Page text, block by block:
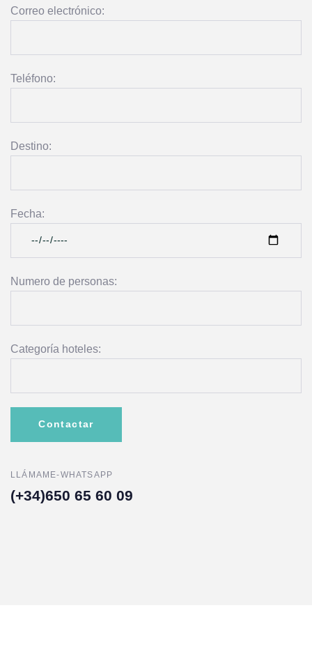
Correo electrónico:
Teléfono:
Destino:
Fecha:
Numero de personas:
Categoría hoteles:
LLÁMAME-WHATSAPP
(+34)650 65 60 09